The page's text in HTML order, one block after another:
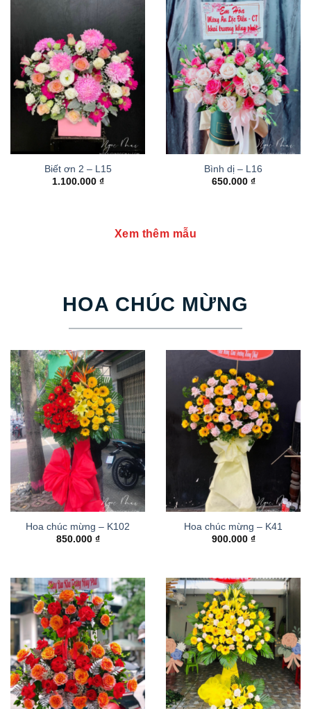
Biết ơn 2 – L15
1.100.000 ₫
Bình dị – L16
650.000 ₫
Xem thêm mẫu
HOA CHÚC MỪNG
Hoa chúc mừng – K102
850.000 ₫
Hoa chúc mừng – K41
900.000 ₫